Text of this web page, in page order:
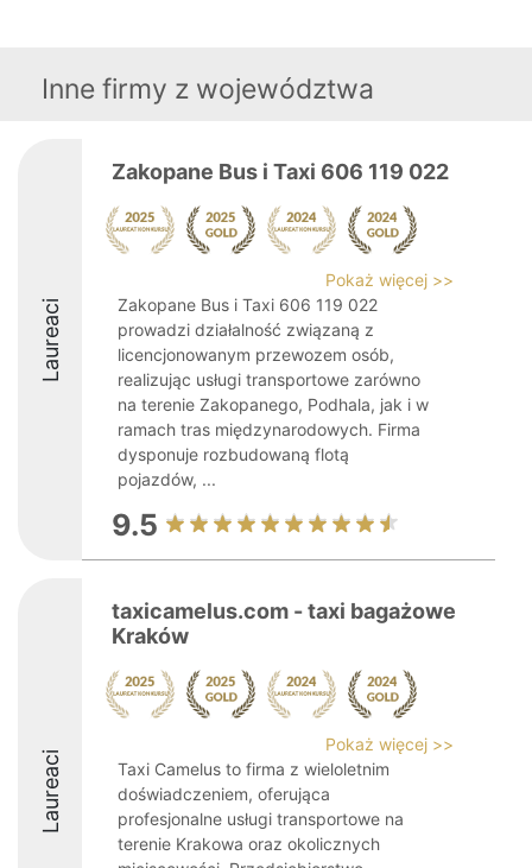
Inne firmy z województwa
Laureaci
Zakopane Bus i Taxi 606 119 022
Pokaż więcej >>
Zakopane Bus i Taxi 606 119 022
prowadzi działalność związaną z
licencjonowanym przewozem osób,
realizując usługi transportowe zarówno
na terenie Zakopanego, Podhala, jak i w
ramach tras międzynarodowych. Firma
dysponuje rozbudowaną flotą
pojazdów, ...
9.5
Laureaci
taxicamelus.com - taxi bagażowe
Kraków
Pokaż więcej >>
Taxi Camelus to firma z wieloletnim
doświadczeniem, oferująca
profesjonalne usługi transportowe na
terenie Krakowa oraz okolicznych